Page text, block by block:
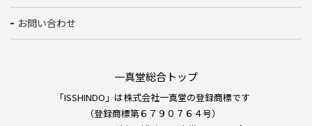
お問い合わせ
一真堂総合トップ
「ISSHINDO」は株式会社一真堂の登録商標です
（登録商標第６７９０７６４号）